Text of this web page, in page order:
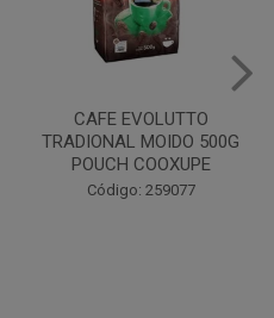
CAFE EVOLUTTO
TRADIONAL MOIDO 500G
POUCH COOXUPE
Código: 259077